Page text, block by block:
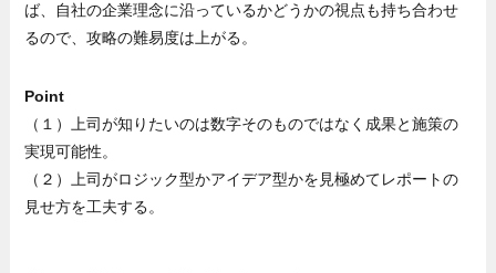
ば、自社の企業理念に沿っているかどうかの視点も持ち合わせ
るので、攻略の難易度は上がる。
Point
（１）上司が知りたいのは数字そのものではなく成果と施策の
実現可能性。
（２）上司がロジック型かアイデア型かを見極めてレポートの
見せ方を工夫する。